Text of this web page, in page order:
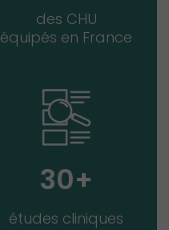
des CHU
équipés en France
30+
études cliniques